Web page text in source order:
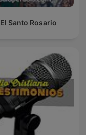
El Santo Rosario